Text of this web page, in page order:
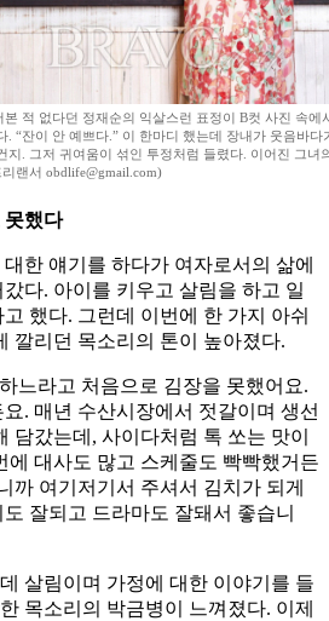
적 없다던 정재순의 익살스런 표정이 B컷 사진 속에
. “잔이 안 예쁘다.” 이 한마디 했는데 장내가 웃음바
지. 그저 귀여움이 섞인 투정처럼 들렸다. 이어진 그녀
랜서 obdlife@gmail.com)
못했다
한 얘기를 하다가 여자로서의 삶에
다. 아이를 키우고 살림을 하고 일
했다. 그런데 이번에 한 가지 아쉬
깔리던 목소리의 톤이 높아졌다.
느라고 처음으로 김장을 못했어요.
. 매년 수산시장에서 젓갈이며 생선
담갔는데, 사이다처럼 톡 쏘는 맛이
에 대사도 많고 스케줄도 빡빡했거든
까 여기저기서 주셔서 김치가 되게
잘되고 드라마도 잘돼서 좋습니
살림이며 가정에 대한 이야기를 들
목소리의 박금병이 느껴졌다. 이제